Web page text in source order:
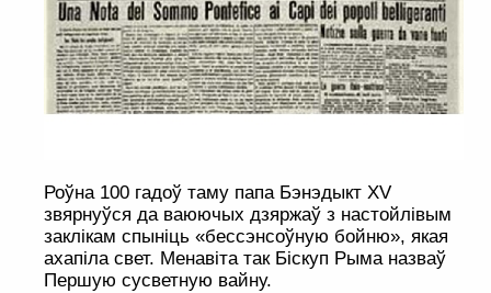
Роўна 100 гадоў таму папа Бэнэдыкт XV
звярнуўся да ваюючых дзяржаў з настойлівым
заклікам спыніць «бессэнсоўную бойню», якая
ахапіла свет. Менавіта так Біскуп Рыма назваў
Першую сусветную вайну.